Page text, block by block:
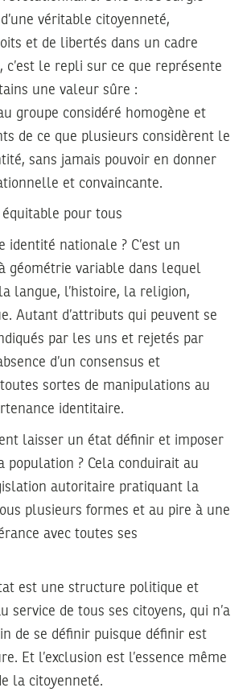
véritable citoyenneté,
et de libertés dans un cadre
c’est le repli sur ce que représente
une valeur sûre :
groupe considéré homogène et
de ce que plusieurs considèrent le
sans jamais pouvoir en donner
et convaincante.
pour tous
identité nationale ? C’est un
géométrie variable dans lequel
langue, l’histoire, la religion,
Autant d’attributs qui peuvent se
par les uns et rejetés par
d’un consensus et
toutes sortes de manipulations au
identitaire.
laisser un état définir et imposer
population ? Cela conduirait au
autoritaire pratiquant la
plusieurs formes et au pire à une
avec toutes ses
est une structure politique et
service de tous ses citoyens, qui n’a
de se définir puisque définir est
Et l’exclusion est l’essence même
la citoyenneté.